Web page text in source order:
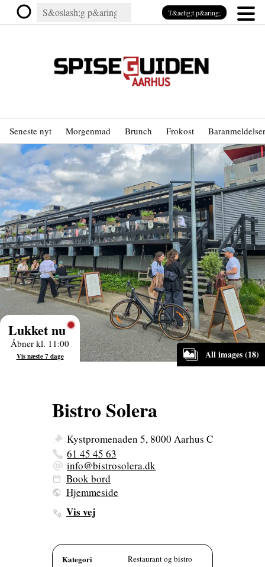
Seneste nyt Morgenmad Brunch Frokost Baranmeldelser
All images (18)
Lukket nu
Åbner kl. 11:00
Vis næste 7 dage
Bistro Solera
Kystpromenaden 5, 8000 Aarhus C
61 45 45 63
info@bistrosolera.dk
Book bord
Hjemmeside
Vis vej
Kategori Restaurant og bistro
T&aelig;t p&aring;